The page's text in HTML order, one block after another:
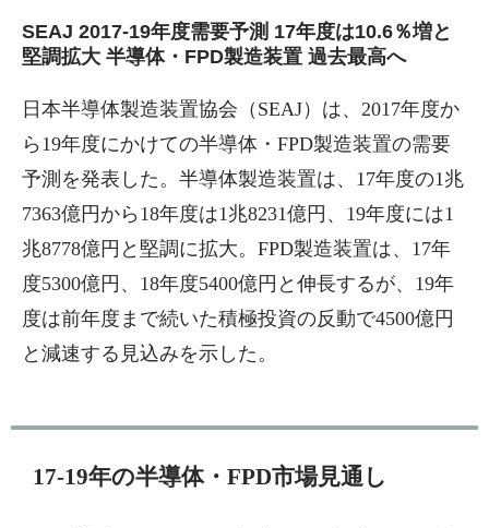
SEAJ 2017-19年度需要予測 17年度は10.6％増と
堅調拡大 半導体・FPD製造装置 過去最高へ
日本半導体製造装置協会（SEAJ）は、2017年度か
ら19年度にかけての半導体・FPD製造装置の需要
予測を発表した。半導体製造装置は、17年度の1兆
7363億円から18年度は1兆8231億円、19年度には1
兆8778億円と堅調に拡大。FPD製造装置は、17年
度5300億円、18年度5400億円と伸長するが、19年
度は前年度まで続いた積極投資の反動で4500億円
と減速する見込みを示した。
17-19年の半導体・FPD市場見通し